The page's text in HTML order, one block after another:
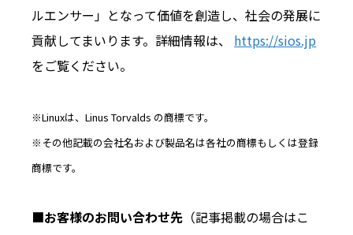
ルエンサー」となって価値を創造し、社会の発展に
貢献してまいります。詳細情報は、 https://sios.jp
をご覧ください。
※Linuxは、Linus Torvalds の商標です。
※その他記載の会社名および製品名は各社の商標もしくは登録
商標です。
■お客様のお問い合わせ先 （記事掲載の場合はこ